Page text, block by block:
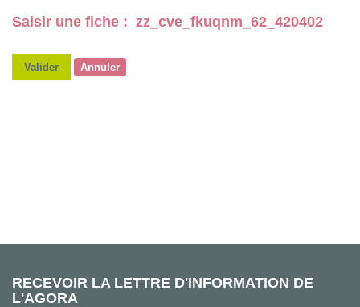
Saisir une fiche : zz_cve_fkuqnm_62_420402
Valider Annuler
RECEVOIR LA LETTRE D'INFORMATION DE
L'AGORA